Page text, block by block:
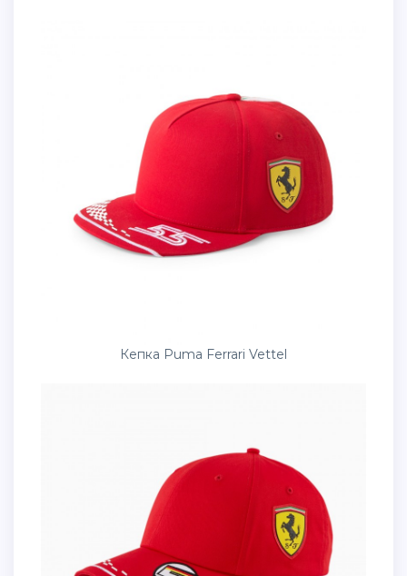
Кепка Puma Ferrari Vettel